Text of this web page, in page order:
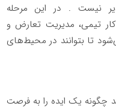
نیست . در این مرحله
تیمی، مدیریت تعارض و
تا بتوانند در محیط‌های
چگونه یک ایده را به فرصت